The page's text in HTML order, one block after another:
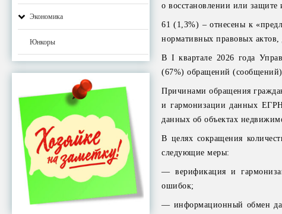
Экономика
Юнкоры
о восстановлении или
61 (1,3%) – отнесены к
нормативных правовых актов,
В I квартале 2026 года
(67%) обращений
Причинами обращения
и гармонизации данных
данных об объектах
В целях сокращения
следующие меры:
— верификация и
ошибок;
— информационный обмен